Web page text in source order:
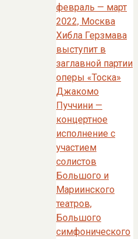
февраль — март
2022, Москва
Хибла Герзмава
выступит в
заглавной партии
оперы «Тоска»
Джакомо
Пуччини —
концертное
исполнение с
участием
солистов
Большого и
Мариинского
театров,
Большого
симфонического